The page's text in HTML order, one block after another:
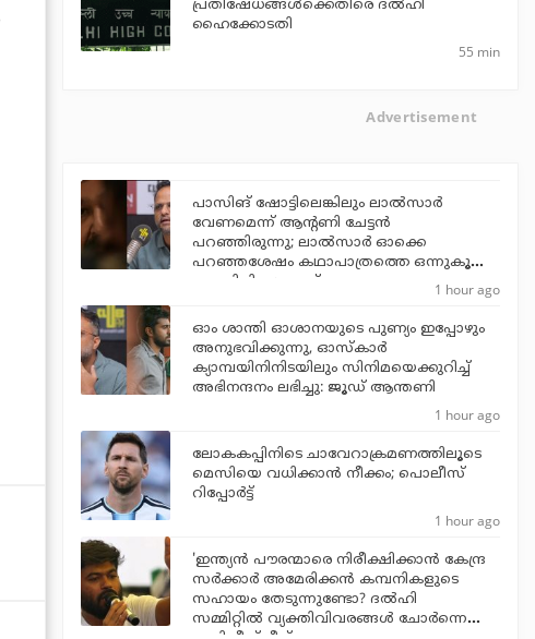
പ്രതിഷേധങ്ങള്‍ക്കെതിരെ ദല്‍ഹി
ഹൈക്കോടതി
55 min
Advertisement
പാസിങ് ഷോട്ടിലെങ്കിലും ലാല്‍സാര്‍
വേണമെന്ന് ആന്റണി ചേട്ടന്‍
പറഞ്ഞിരുന്നു; ലാല്‍സാര്‍ ഓക്കെ
പറഞ്ഞശേഷം കഥാപാത്രത്തെ ഒന്നുകൂടി
പൊലിപ്പിച്ചു: ജൂഡ്
1 hour ago
ഓം ശാന്തി ഓശാനയുടെ പുണ്യം ഇപ്പോഴും
അനുഭവിക്കുന്നു, ഓസ്കാർ
ക്യാമ്പയിനിനിടയിലും സിനിമയെക്കുറിച്ച്
അഭിനന്ദനം ലഭിച്ചു: ജൂഡ് ആന്തണി
1 hour ago
ലോകകപ്പിനിടെ ചാവേറാക്രമണത്തിലൂടെ
മെസിയെ വധിക്കാന്‍ നീക്കം; പൊലീസ്
റിപ്പോര്‍ട്ട്
1 hour ago
'ഇന്ത്യന്‍ പൗരന്മാരെ നിരീക്ഷിക്കാന്‍ കേന്ദ്ര
സര്‍ക്കാര്‍ അമേരിക്കന്‍ കമ്പനികളുടെ
സഹായം തേടുന്നുണ്ടോ? ദല്‍ഹി
സമ്മിറ്റില്‍ വ്യക്തിവിവരങ്ങള്‍ ചോര്‍ന്നെന്ന്